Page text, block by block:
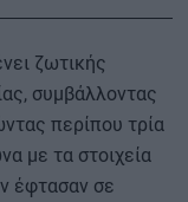
ζωτικής
συμβάλλοντας
περίπου τρία
με τα στοιχεία
έφτασαν σε